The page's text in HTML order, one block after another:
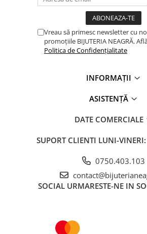
Vreau să primesc newsletter cu
promoțiile BIJUTERIA NEAGRĂ.
Politica de Confidențialitate
INFORMAȚII
ASISTENȚĂ
DATE COMERCIALE
SUPORT CLIENTI LUNI-
0750.403.103
SOCIAL URMARESTE-NE IN